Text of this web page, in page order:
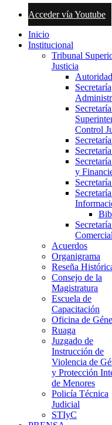
Acceder vía Youtube
Inicio
Institucional
Tribunal
Justicia
Secretaría
Control
y
Acuerdos
Organigrama
Reseña
Consejo de la
Magistratura
Escuela de
Capacitación
Oficina de
Ruaga
Juzgado de
Instrucción de
Violencia de
y Protección
de Menores
Policía Técnica
Judicial
STIyC